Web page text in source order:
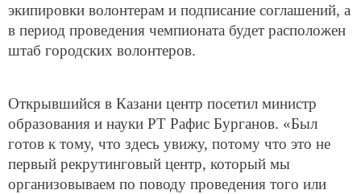
экипировки волонтерам и подписание соглашений, а
в период проведения чемпионата будет расположен
штаб городских волонтеров.
Открывшийся в Казани центр посетил министр
образования и науки РТ Рафис Бурганов. «Был
готов к тому, что здесь увижу, потому что это не
первый рекрутинговый центр, который мы
организовываем по поводу проведения того или